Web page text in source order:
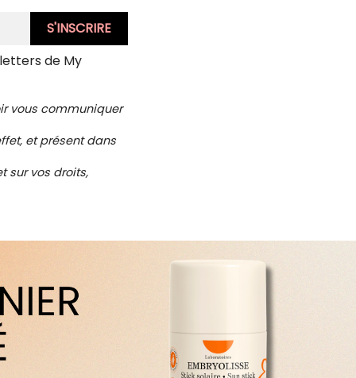
de My
vous communiquer
et présent dans
sur vos droits,